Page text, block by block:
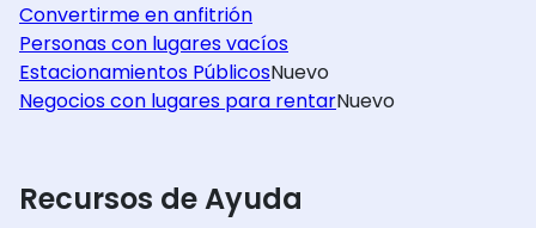
Convertirme en anfitrión
Personas con lugares vacíos
Estacionamientos PúblicosNuevo
Negocios con lugares para rentarNuevo
Recursos de Ayuda